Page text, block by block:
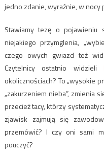
jedno zdanie, wyraźnie, w nocy
Stawiamy tezę o pojawieniu
niejakiego przymglenia,
czego owych gwiazd też
Czytelnicy ostatnio widzieli
okolicznościach? To „wysokie
„zakurzeniem nieba”, zmienia
przecież tacy, którzy
zjawisk zajmują się
przemówić? I czy oni sami
pouczyć?